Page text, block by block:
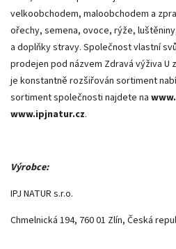
velkoobchodem, maloobchodem a
ořechy, semena, ovoce, rýže,
a doplňky stravy. Společnost vlastní
prodejen pod názvem Zdravá výživa
je konstantně rozšiřován sortiment
sortiment společnosti najdete na
www.ipjnatur.cz.
Výrobce:
IPJ NATUR s.r.o.
Chmelnická 194, 760 01 Zlín, Česká